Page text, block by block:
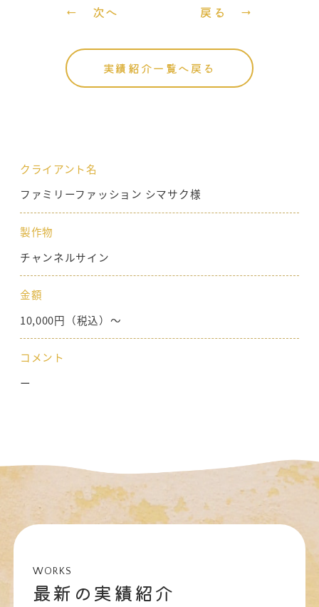
実績紹介一覧へ戻る
← 次へ 戻る →
クライアント名
ファミリーファッション シマサク様
製作物
チャンネルサイン
金額
10,000円（税込）〜
コメント
ー
WORKS
最新の実績紹介